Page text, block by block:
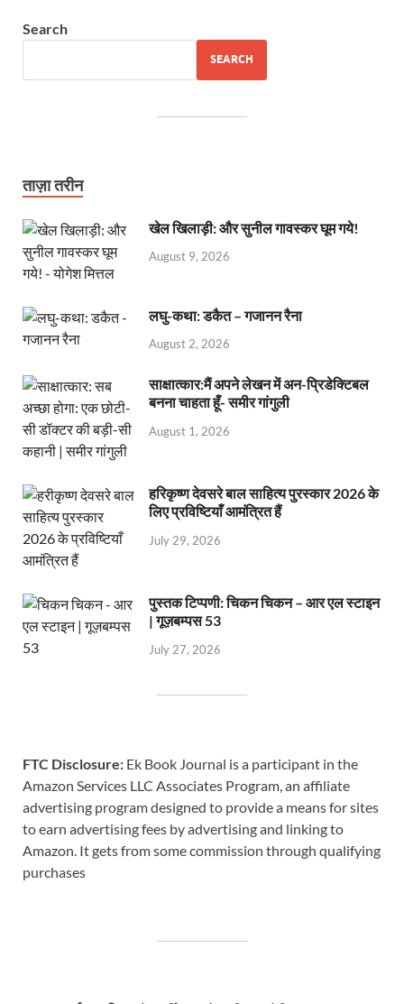
Search
SEARCH
ताज़ा तरीन
खेल खिलाड़ी: और सुनील गावस्कर घूम गये!
August 9, 2026
लघु-कथा: डकैत – गजानन रैना
August 2, 2026
साक्षात्कार:मैं अपने लेखन में अन-प्रिडेक्टिबल
बनना चाहता हूँ- समीर गांगुली
August 1, 2026
हरिकृष्ण देवसरे बाल साहित्य पुरस्कार 2026 के
लिए प्रविष्टियाँ आमंत्रित हैं
July 29, 2026
पुस्तक टिप्पणी: चिकन चिकन – आर एल स्टाइन
| गूज़बम्पस 53
July 27, 2026
FTC Disclosure: Ek Book Journal is a participant in the
Amazon Services LLC Associates Program, an affiliate
advertising program designed to provide a means for sites
to earn advertising fees by advertising and linking to
Amazon. It gets from some commission through qualifying
purchases